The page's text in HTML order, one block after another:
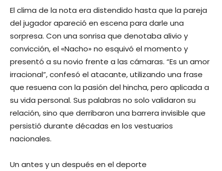
El clima de la nota era distendido hasta que la pareja
del jugador apareció en escena para darle una
sorpresa. Con una sonrisa que denotaba alivio y
convicción, el «Nacho» no esquivó el momento y
presentó a su novio frente a las cámaras. “Es un amor
irracional”, confesó el atacante, utilizando una frase
que resuena con la pasión del hincha, pero aplicada a
su vida personal. Sus palabras no solo validaron su
relación, sino que derribaron una barrera invisible que
persistió durante décadas en los vestuarios
nacionales.
Un antes y un después en el deporte